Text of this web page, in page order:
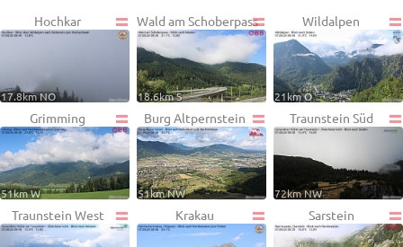
Hochkar
17.8km NO
Wald am Schoberpass
18.6km S
Wildalpen
21km O
Grimming
51km W
Burg Altpernstein
51km NW
Traunstein Süd
72km NW
Traunstein West Krakau Sarstein